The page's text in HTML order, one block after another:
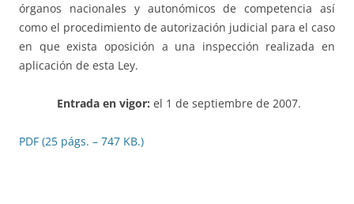
órganos nacionales y autonómicos de competencia así
como el procedimiento de autorización judicial para el caso
en que exista oposición a una inspección realizada en
aplicación de esta Ley.
Entrada en vigor: el 1 de septiembre de 2007.
PDF (25 págs. – 747 KB.)